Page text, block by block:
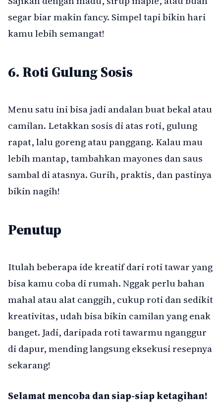
segar biar makin fancy. Simpel tapi bikin hari
kamu lebih semangat!
6. Roti Gulung Sosis
Menu satu ini bisa jadi andalan buat bekal atau
camilan. Letakkan sosis di atas roti, gulung
rapat, lalu goreng atau panggang. Kalau mau
lebih mantap, tambahkan mayones dan saus
sambal di atasnya. Gurih, praktis, dan pastinya
bikin nagih!
Penutup
Itulah beberapa ide kreatif dari roti tawar yang
bisa kamu coba di rumah. Nggak perlu bahan
mahal atau alat canggih, cukup roti dan sedikit
kreativitas, udah bisa bikin camilan yang enak
banget. Jadi, daripada roti tawarmu nganggur
di dapur, mending langsung eksekusi resepnya
sekarang!
Selamat mencoba dan siap-siap ketagihan!